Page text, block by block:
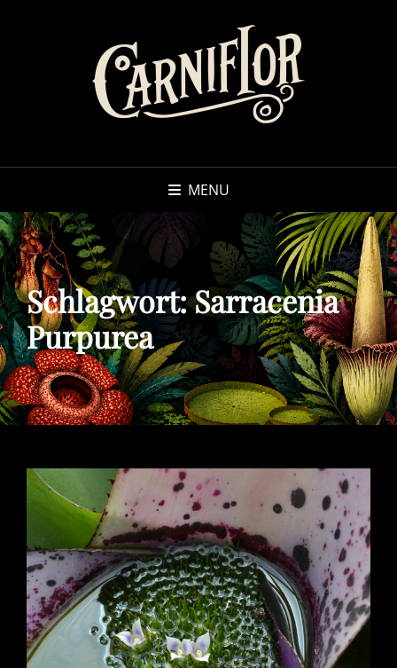
MENU
Schlagwort:Sarracenia
Purpurea